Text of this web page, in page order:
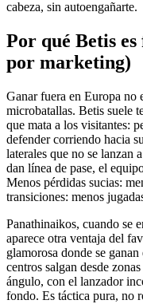
cabeza, sin autoengañarte.
Por qué Betis
por marketing)
Ganar fuera en Europa no
microbatallas. Betis suele
que mata a los visitantes:
defender corriendo hacia
laterales que no se lanzan
dan línea de pase, el
Menos pérdidas sucias:
transiciones: menos
Panathinaikos, cuando se
aparece otra ventaja del
glamorosa donde se
centros salgan desde
ángulo, con el lanzador
fondo. Es táctica pura, no